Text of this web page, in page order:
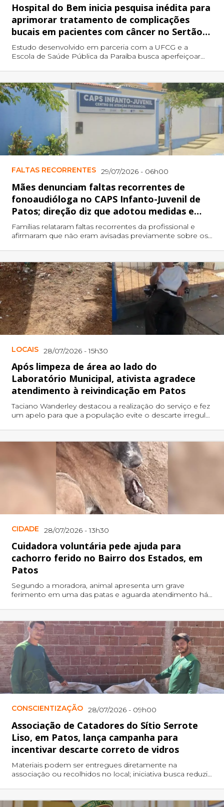
Hospital do Bem inicia pesquisa inédita para
aprimorar tratamento de complicações
bucais em pacientes com câncer no Sertão
da Paraíba
Estudo desenvolvido em parceria com a UFCG e a
Escola de Saúde Pública da Paraíba busca aperfeiçoar
FALTAS RECORRENTES 29/07/2026 - 06h00
Mães denunciam faltas recorrentes de
fonoaudióloga no CAPS Infanto-Juvenil de
Patos; direção diz que adotou medidas e
notificou profissional
Famílias relataram faltas recorrentes da profissional e
afirmaram que não eram avisadas previamente sobre os
LOCAIS 28/07/2026 - 15h30
Após limpeza de área ao lado do
Laboratório Municipal, ativista agradece
atendimento à reivindicação em Patos
Taciano Wanderley destacou a realização do serviço e fez
um apelo para que a população evite o descarte irregular
CIDADE 28/07/2026 - 13h30
Cuidadora voluntária pede ajuda para
cachorro ferido no Bairro dos Estados, em
Patos
Segundo a moradora, animal apresenta um grave
ferimento em uma das patas e aguarda atendimento há
CONSCIENTIZAÇÃO 28/07/2026 - 09h00
Associação de Catadores do Sítio Serrote
Liso, em Patos, lança campanha para
incentivar descarte correto de vidros
Materiais podem ser entregues diretamente na
associação ou recolhidos no local; iniciativa busca reduzir